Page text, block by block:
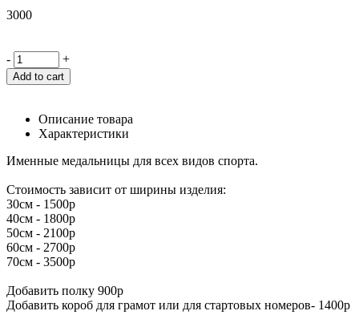
3000
- +
Add to cart
Описание товара
Характеристики
Именные медальницы для всех видов спорта.
Стоимость зависит от ширины изделия:
30см - 1500р
40см - 1800р
50см - 2100р
60см - 2700р
70см - 3500р
Добавить полку 900р
Добавить короб для грамот или для стартовых номеров- 1400р